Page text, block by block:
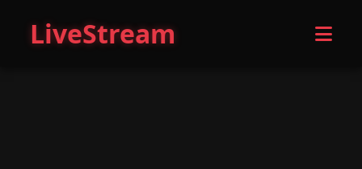
LiveStream